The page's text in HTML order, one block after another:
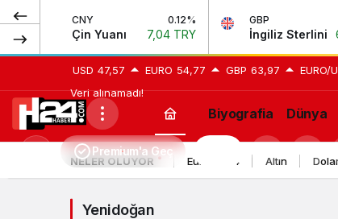
CNY 0.12%
Çin Yuanı 7,04 TRY
GBP
İngiliz Sterlini
USD 47,57 EURO 54,77 GBP 63,97 EURO/
Veri alınamadı!
Yenidoğan
Haberleri
Biyografia Dünya
değiştir
Premium'a Geç
NELER OLUYOR Euro 2024 Altın
Yenidoğan